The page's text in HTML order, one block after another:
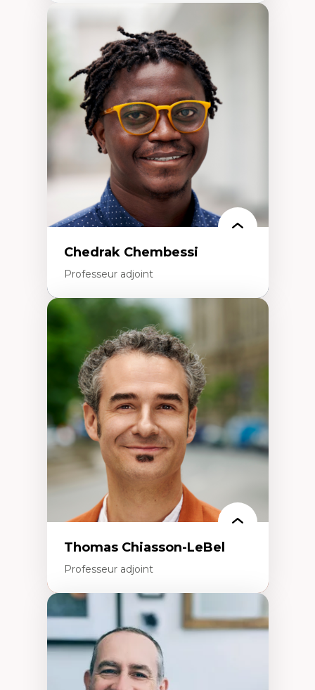
Expertises
Trajectoires migratoires
Migrations forcées
Études des frontières; Enjeux géopolitiques
des migrations
Politiques migratoires
Réfugiés
Demandeurs d’asile
Migrations irrégulières
Migrations temporaires
Migration et changement climatique
Migration et développement
Chedrak Chembessi
Professeur adjoint
Économie circulaire
Modèles d’affaires durables
Histoire des faits économiques
Gestion durable des ressources naturelles
Écologie industrielle
Aménagement durable du territoire
Développement régional
Coopératives
Télétravail en milieu rural francophone
Transition socio-écologique
Thomas Chiasson-LeBel
Professeur adjoint
Expertises
Théories du développement
Économie politique comparée
Élites économiques
Sociologie économique
Extractivisme